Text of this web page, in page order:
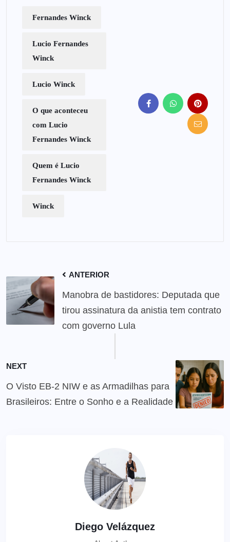
Fernandes Winck
Lucio Fernandes
Winck
Lucio Winck
O que aconteceu
com Lucio
Fernandes Winck
Quem é Lucio
Fernandes Winck
Winck
ANTERIOR
Manobra de bastidores: Deputada que
tirou assinatura da anistia tem contrato
com governo Lula
NEXT
O Visto EB-2 NIW e as Armadilhas para
Brasileiros: Entre o Sonho e a Realidade
Diego Velázquez